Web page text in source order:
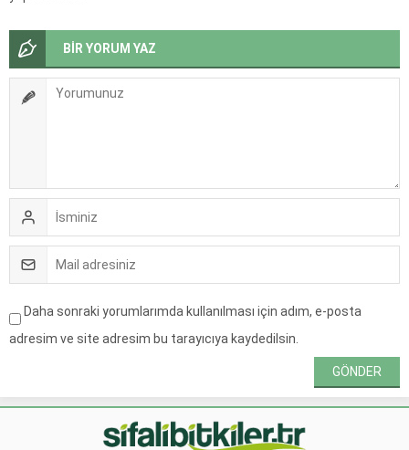
BİR YORUM YAZ
Daha sonraki yorumlarımda kullanılması için adım, e-posta
adresim ve site adresim bu tarayıcıya kaydedilsin.